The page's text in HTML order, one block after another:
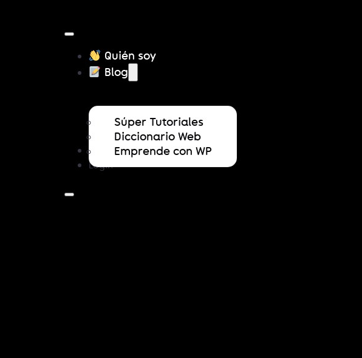
Quién soy
Blog
Súper Tutoriales
Diccionario Web
Emprende con WP
Activar Elementor
Login